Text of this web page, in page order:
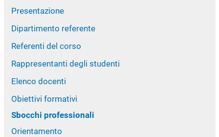
Presentazione
Dipartimento referente
Referenti del corso
Rappresentanti degli studenti
Elenco docenti
Obiettivi formativi
Sbocchi professionali
Orientamento